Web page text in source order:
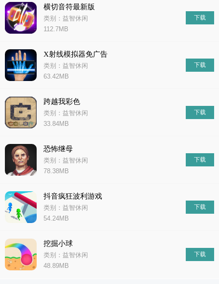
横切音符最新版
类别：益智休闲
112.7MB
下载
X射线模拟器免广告
类别：益智休闲
63.42MB
下载
跨越我彩色
类别：益智休闲
33.84MB
下载
恐怖继母
类别：益智休闲
78.38MB
下载
抖音疯狂波利游戏
类别：益智休闲
54.24MB
下载
挖掘小球
类别：益智休闲
48.89MB
下载